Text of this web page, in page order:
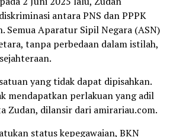
antara PNS dan PPPK
Semua Aparatur Sipil Negara (ASN)
tanpa perbedaan dalam istilah,
yang tidak dapat dipisahkan.
mendapatkan perlakuan yang adil
Zudan, dilansir dari amirariau.com.
status kepegawaian, BKN